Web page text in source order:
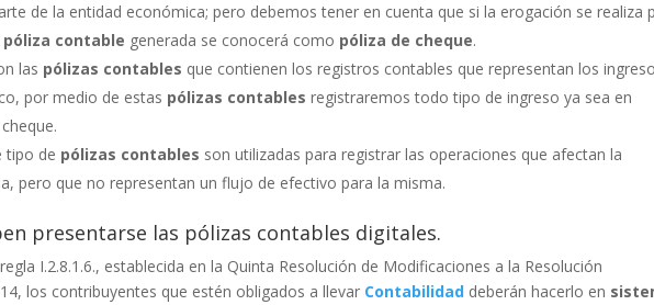
de la entidad económica; pero debemos tener en cuenta que si la erogación se realiza
póliza contable generada se conocerá como póliza de cheque.
las pólizas contables que contienen los registros contables que representan los
por medio de estas pólizas contables registraremos todo tipo de ingreso ya sea en
tipo de pólizas contables son utilizadas para registrar las operaciones que afectan la
pero que no representan un flujo de efectivo para la misma.
presentarse las pólizas contables digitales.
I.2.8.1.6., establecida en la Quinta Resolución de Modificaciones a la Resolución
los contribuyentes que estén obligados a llevar Contabilidad deberán hacerlo en